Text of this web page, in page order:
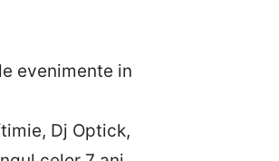
evenimente in
Dj Optick,